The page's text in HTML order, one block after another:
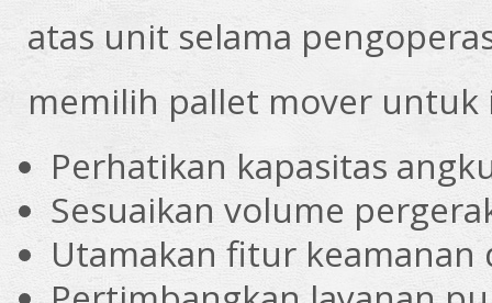
atas unit selama
memilih pallet mover untuk
Perhatikan kapasitas
Sesuaikan volume
Utamakan fitur